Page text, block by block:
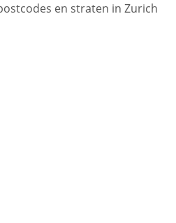
en straten in Zurich